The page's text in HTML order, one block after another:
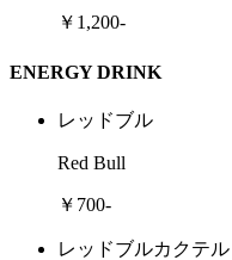
￥1,200-
ENERGY DRINK
レッドブル
Red Bull
￥700-
レッドブルカクテル